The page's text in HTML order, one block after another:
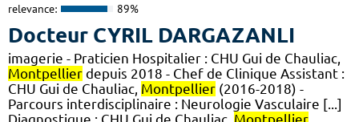
relevance: 89%
Docteur CYRIL DARGAZANLI
imagerie - Praticien Hospitalier : CHU Gui de Chauliac,
Montpellier depuis 2018 - Chef de Clinique Assistant :
CHU Gui de Chauliac, Montpellier (2016-2018) -
Parcours interdisciplinaire : Neurologie Vasculaire [...]